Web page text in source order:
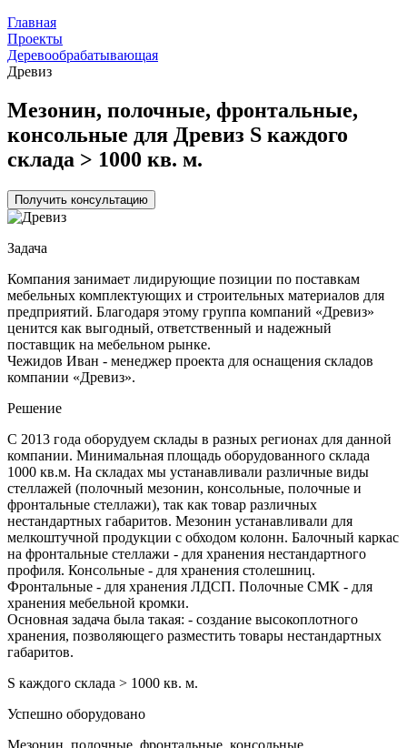
Главная
Проекты
Деревообрабатывающая
Древиз
Мезонин, полочные, фронтальные,
консольные для Древиз S каждого
склада > 1000 кв. м.
Получить консультацию
Задача
Компания занимает лидирующие позиции по поставкам
мебельных комплектующих и строительных материалов для
предприятий. Благодаря этому группа компаний «Древиз»
ценится как выгодный, ответственный и надежный
поставщик на мебельном рынке.
Чежидов Иван - менеджер проекта для оснащения складов
компании «Древиз».
Решение
С 2013 года оборудуем склады в разных регионах для данной
компании. Минимальная площадь оборудованного склада
1000 кв.м. На складах мы устанавливали различные виды
стеллажей (полочный мезонин, консольные, полочные и
фронтальные стеллажи), так как товар различных
нестандартных габаритов. Мезонин устанавливали для
мелкоштучной продукции с обходом колонн. Балочный каркас
на фронтальные стеллажи - для хранения нестандартного
профиля. Консольные - для хранения столешниц.
Фронтальные - для хранения ЛДСП. Полочные СМК - для
хранения мебельной кромки.
Основная задача была такая: - создание высокоплотного
хранения, позволяющего разместить товары нестандартных
габаритов.
S каждого склада > 1000 кв. м.
Успешно оборудовано
Мезонин, полочные, фронтальные, консольные